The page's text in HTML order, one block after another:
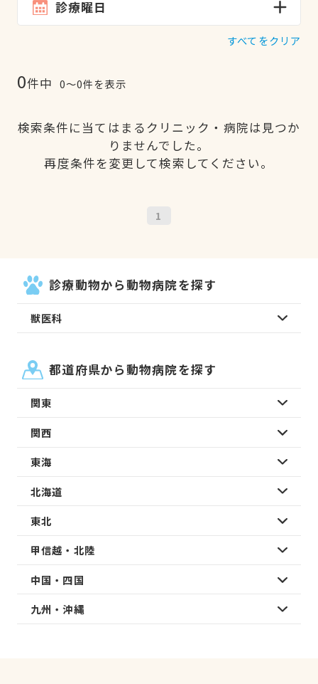
診療曜日
すべてをクリア
0件中 0〜0件を表示
検索条件に当てはまるクリニック・病院は見つか
りませんでした。
再度条件を変更して検索してください。
1
診療動物から動物病院を探す
獣医科
都道府県から動物病院を探す
関東
関西
東海
北海道
東北
甲信越・北陸
中国・四国
九州・沖縄